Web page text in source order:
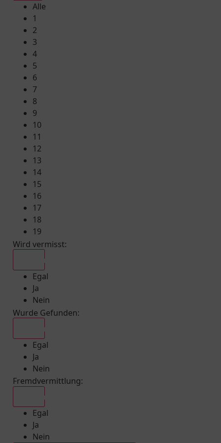
Alle
1
2
3
4
5
6
7
8
9
10
11
12
13
14
15
16
17
18
19
Wird vermisst:
Egal
Ja
Nein
Wurde Gefunden:
Egal
Ja
Nein
Fremdvermittlung:
Egal
Ja
Nein